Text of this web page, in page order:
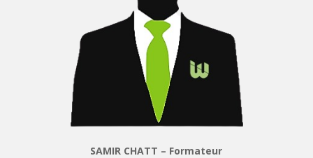
SAMIR CHATT – Formateur